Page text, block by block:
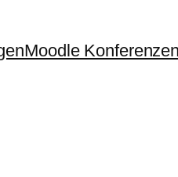
Moodle Konferenzen